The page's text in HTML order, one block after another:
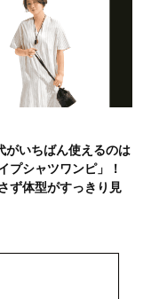
ビッグサイズ×きれ
昇華
がいちばん使えるのは
プシャツワンピ」！
ず体型がすっきり見